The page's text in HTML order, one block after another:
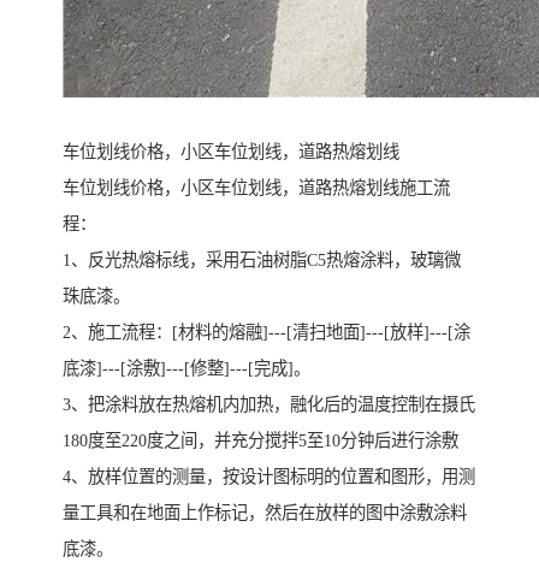
车位划线价格，小区车位划线，道路热熔划线
车位划线价格，小区车位划线，道路热熔划线施工流
程：
1、反光热熔标线，采用石油树脂C5热熔涂料，玻璃微
珠底漆。
2、施工流程：[材料的熔融]---[清扫地面]---[放样]---[涂
底漆]---[涂敷]---[修整]---[完成]。
3、把涂料放在热熔机内加热，融化后的温度控制在摄氏
180度至220度之间，并充分搅拌5至10分钟后进行涂敷
4、放样位置的测量，按设计图标明的位置和图形，用测
量工具和在地面上作标记，然后在放样的图中涂敷涂料
底漆。